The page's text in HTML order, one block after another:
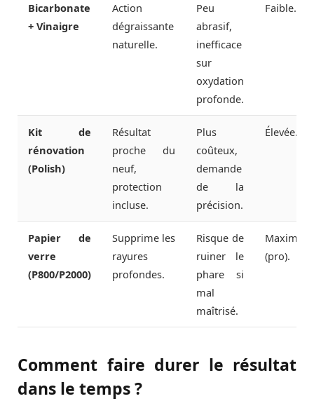
Bicarbonate
+ Vinaigre
Action
dégraissante
naturelle.
Peu
abrasif,
inefficace
sur
oxydation
profonde.
Faible.
Kit de
rénovation
(Polish)
Résultat
proche du
neuf,
protection
incluse.
Plus
coûteux,
demande
de la
précision.
Élevée.
Papier de
verre
(P800/P2000)
Supprime les
rayures
profondes.
Risque de
ruiner le
phare si
mal
maîtrisé.
Maximale
(pro).
Comment faire durer le résultat
dans le temps ?